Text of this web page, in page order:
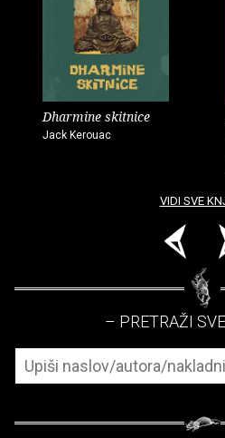
Dharmine skitnice
Jack Kerouac
VIDI SVE
– PRETRAŽI